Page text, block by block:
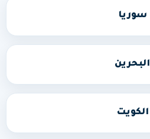
سوريا
البحرين
الكويت